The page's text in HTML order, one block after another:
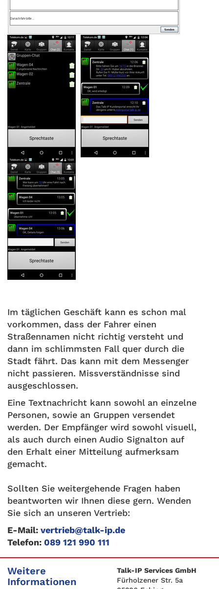
Im täglichen Geschäft kann es schon mal
vorkommen, dass der Fahrer einen
Straßennamen nicht richtig versteht und
dann im schlimmsten Fall quer durch die
Stadt fährt. Das kann mit dem Messenger
nicht passieren. Missverständnisse sind
ausgeschlossen.
Eine Textnachricht kann sowohl an einzelne
Personen, sowie an Gruppen versendet
werden. Der Empfänger wird sowohl visuell,
als auch durch einen Audio Signalton auf
den Erhalt einer Mitteilung aufmerksam
gemacht.
Sollten Sie weitergehende Fragen haben
beantworten wir Ihnen diese gern. Wenden
Sie sich an unseren Vertrieb:
E-Mail: vertrieb@talk-ip.de
Telefon: 089 121 990 111
Weitere
Informationen
Talk-IP Services GmbH
Fürholzener Str. 5a